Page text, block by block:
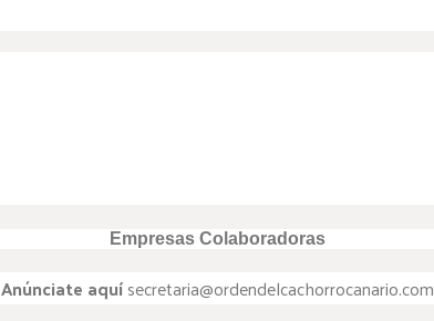
Empresas Colaboradoras
Anúnciate aquísecretaria@ordendelcachorrocanario.com